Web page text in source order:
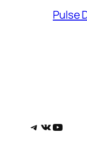
Pulse
Telegram